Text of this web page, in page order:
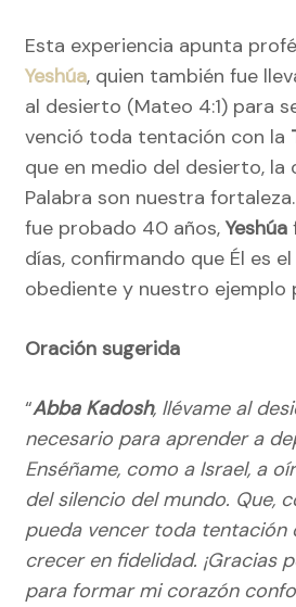
Esta experiencia apunta
Yeshúa, quien también fue
al desierto (Mateo 4:1) para
venció toda tentación con la
que en medio del desierto, la
Palabra son nuestra
fue probado 40 años, Yeshúa
días, confirmando que Él es
obediente y nuestro ejemplo
Oración sugerida
“Abba Kadosh, llévame al
necesario para aprender a
Enséñame, como a Israel, a
del silencio del mundo. Que,
pueda vencer toda tentación
crecer en fidelidad. ¡Gracias
para formar mi corazón